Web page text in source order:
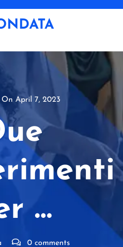
On April 7, 2023
…
0 comments